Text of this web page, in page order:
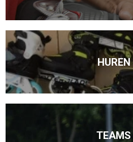
HUREN
TEAMS